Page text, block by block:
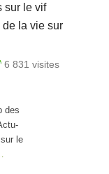
sur le vif
la vie sur
6 831 visites
la vie sur
des
le